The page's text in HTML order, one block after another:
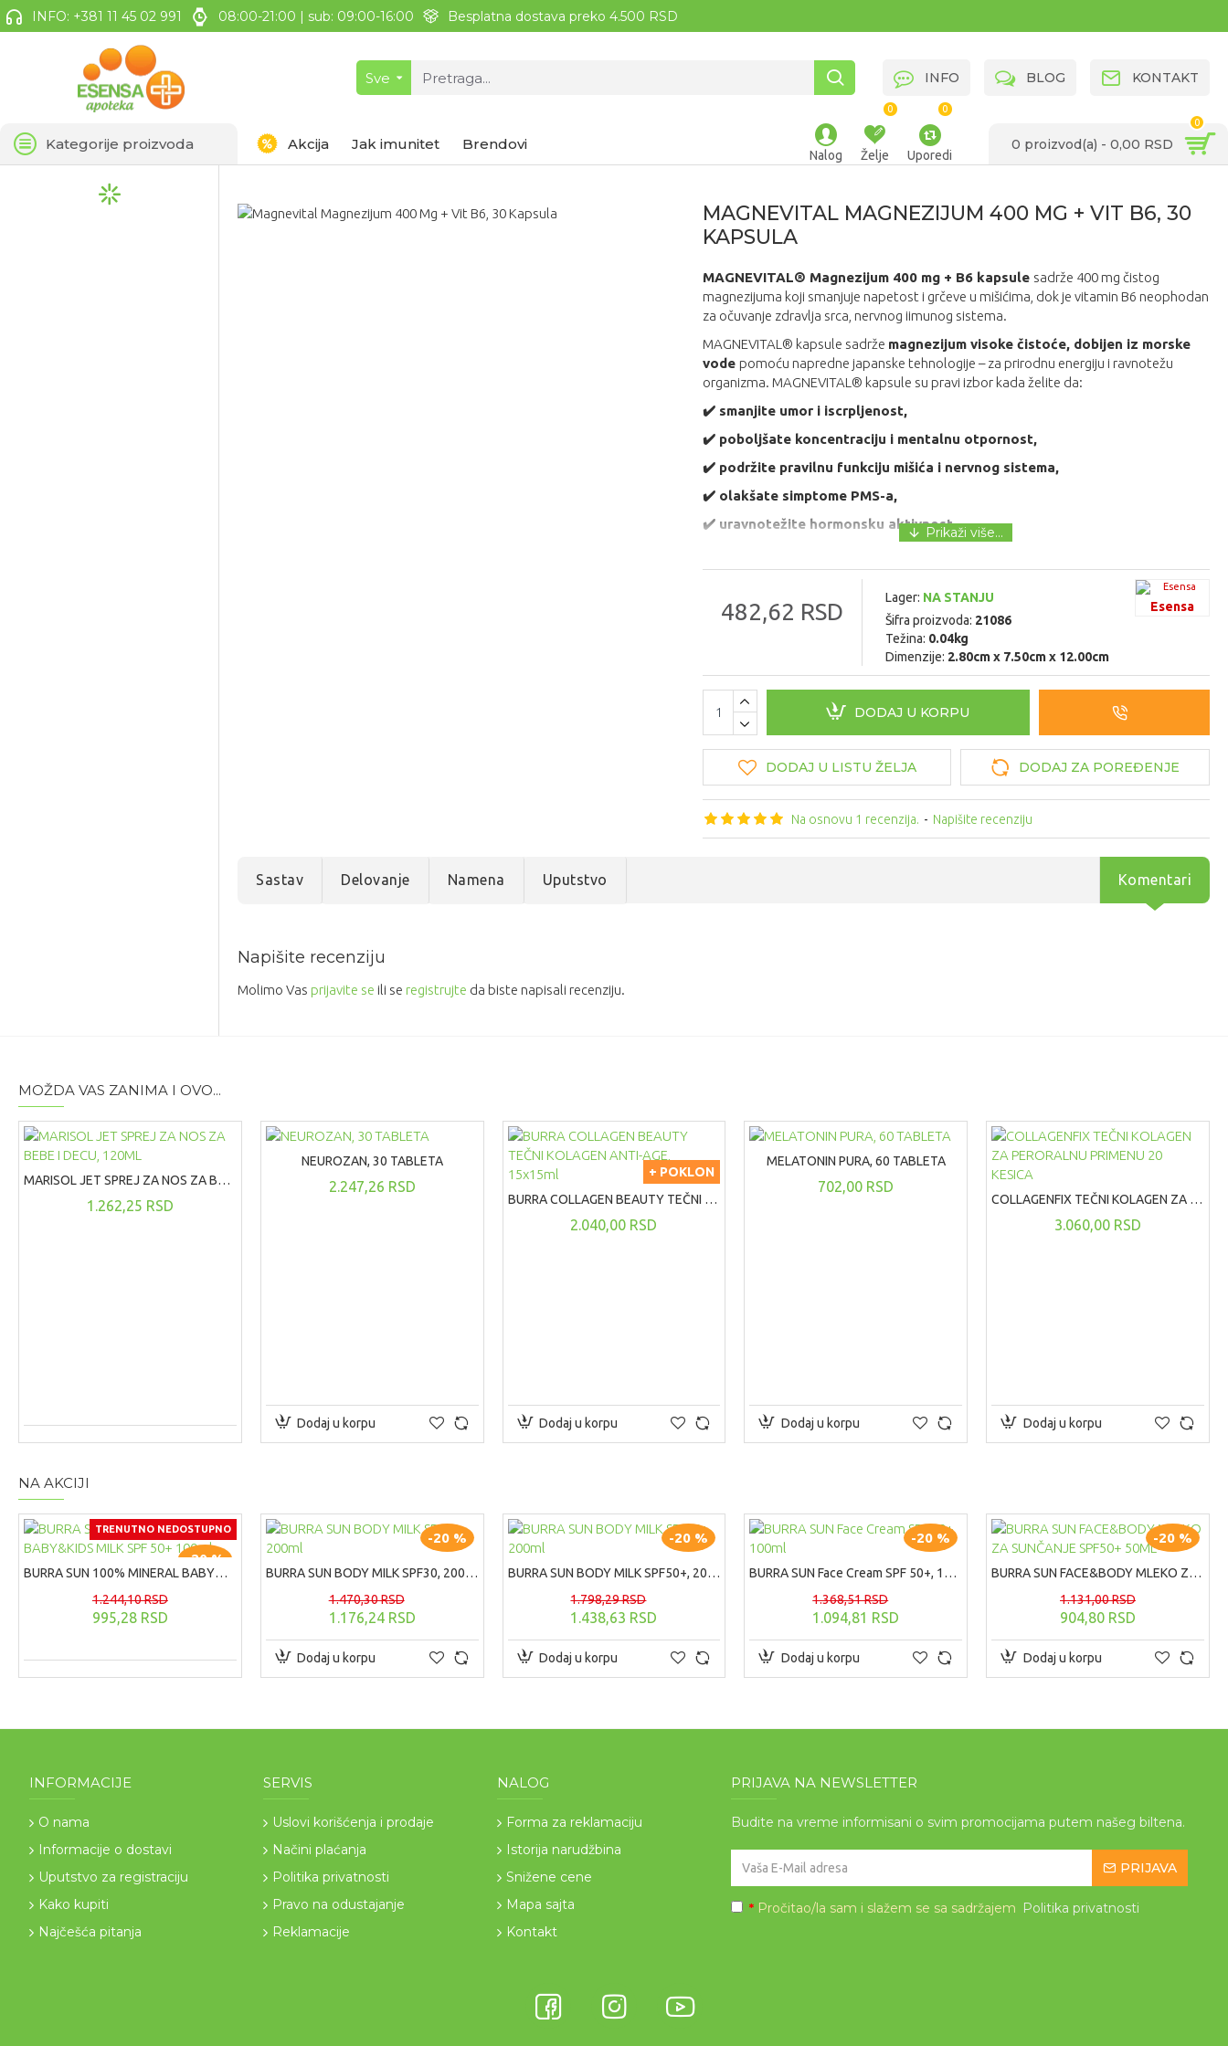
INFO: +381 11 45 02 991 08:00-21:00 | sub: 09:00-16:00 Besplatna dostava preko 4.500 RSD
Sve INFO BLOG KONTAKT
Kategorije proizvoda Akcija Jak imunitet Brendovi
Nalog Želje
0
Uporedi
0
0 proizvod(a) - 0,00 RSD
0
MAGNEVITAL MAGNEZIJUM 400 MG + VIT B6, 30
KAPSULA
MAGNEVITAL® Magnezijum 400 mg + B6 kapsule sadrže 400 mg čistog
magnezijuma koji smanjuje napetost i grčeve u mišićima, dok je vitamin B6 neophodan
za očuvanje zdravlja srca, nervnog iimunog sistema.
MAGNEVITAL® kapsule sadrže magnezijum visoke čistoće, dobijen iz morske
vode pomoću napredne japanske tehnologije – za prirodnu energiju i ravnotežu
organizma. MAGNEVITAL® kapsule su pravi izbor kada želite da:
✔️ smanjite umor i iscrpljenost,
✔️ poboljšate koncentraciju i mentalnu otpornost,
✔️ podržite pravilnu funkciju mišića i nervnog sistema,
✔️ olakšate simptome PMS-a,
✔️ uravnotežite hormonsku aktivnost,
Na osnovu 1 recenzija. - Napišite recenziju
482,62 RSD
Lager: NA STANJU
Šifra proizvoda: 21086
Težina: 0.04kg
Dimenzije: 2.80cm x 7.50cm x 12.00cm
Esensa
DODAJ U KORPU
DODAJ U LISTU ŽELJA DODAJ ZA POREĐENJE
Sastav Delovanje Namena Uputstvo Komentari
Napišite recenziju
Molimo Vas prijavite se ili se registrujte da biste napisali recenziju.
MOŽDA VAS ZANIMA I OVO...
MARISOL JET SPREJ ZA NOS ZA BEBE I DECU, 120ML
1.262,25 RSD
NEUROZAN, 30 TABLETA
2.247,26 RSD
Dodaj u korpu
+ POKLON
BURRA COLLAGEN BEAUTY TEČNI KOLAGEN ANTI-AGE, 15x15ml
2.040,00 RSD
Dodaj u korpu
MELATONIN PURA, 60 TABLETA
702,00 RSD
Dodaj u korpu
COLLAGENFIX TEČNI KOLAGEN ZA PERORALNU PRIMENU 20 KESICA
3.060,00 RSD
Dodaj u korpu
NA AKCIJI
TRENUTNO NEDOSTUPNO
-20 %
BURRA SUN 100% MINERAL BABY&KIDS MILK SPF 50+ 100ml
995,28 RSD
1.244,10 RSD
-20 %
BURRA SUN BODY MILK SPF30, 200ml
1.176,24 RSD
1.470,30 RSD
Dodaj u korpu
-20 %
BURRA SUN BODY MILK SPF50+, 200ml
1.438,63 RSD
1.798,29 RSD
Dodaj u korpu
-20 %
BURRA SUN Face Cream SPF 50+, 100ml
1.094,81 RSD
1.368,51 RSD
Dodaj u korpu
-20 %
BURRA SUN FACE&BODY MLEKO ZA SUNČANJE SPF50+ 50ML
904,80 RSD
1.131,00 RSD
Dodaj u korpu
INFORMACIJE
O nama
Informacije o dostavi
Uputstvo za registraciju
Kako kupiti
Najčešća pitanja
SERVIS
Uslovi korišćenja i prodaje
Načini plaćanja
Politika privatnosti
Pravo na odustajanje
Reklamacije
NALOG
Forma za reklamaciju
Istorija narudžbina
Snižene cene
Mapa sajta
Kontakt
PRIJAVA NA NEWSLETTER
Budite na vreme informisani o svim promocijama putem našeg biltena.
PRIJAVA
* Pročitao/la sam i slažem se sa sadržajem Politika privatnosti